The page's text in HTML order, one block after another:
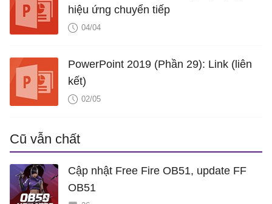
hiệu ứng chuyển tiếp
04/04
PowerPoint 2019 (Phần 29): Link (liên
kết)
02/05
Cũ vẫn chất
Cập nhật Free Fire OB51, update FF
OB51